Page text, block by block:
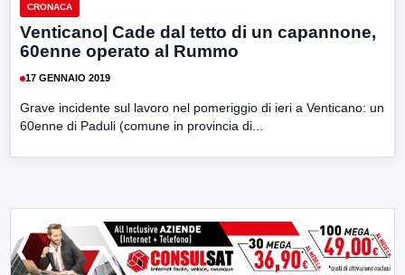
CRONACA
Venticano| Cade dal tetto di un capannone,
60enne operato al Rummo
17 GENNAIO 2019
Grave incidente sul lavoro nel pomeriggio di ieri a Venticano: un
60enne di Paduli (comune in provincia di...